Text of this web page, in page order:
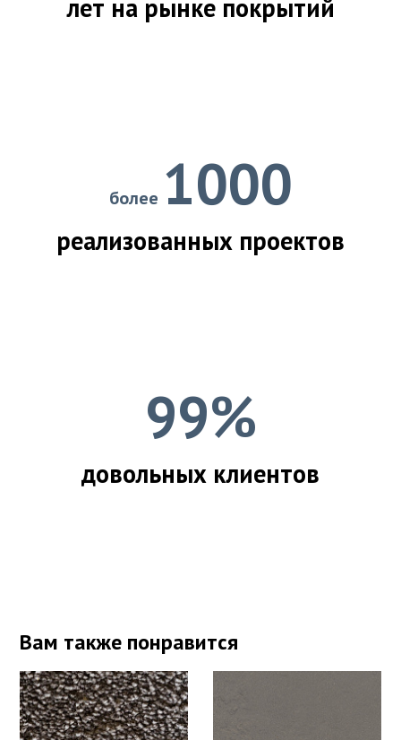
лет на рынке покрытий
более 1000
реализованных проектов
99%
довольных клиентов
Вам также понравится